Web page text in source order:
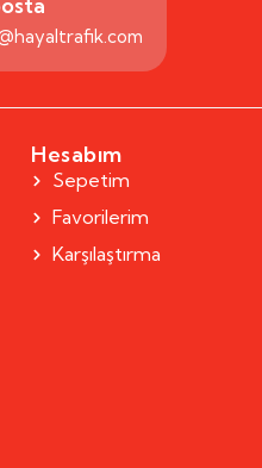
Hesabım
Sepetim
Favorilerim
Karşılaştırma